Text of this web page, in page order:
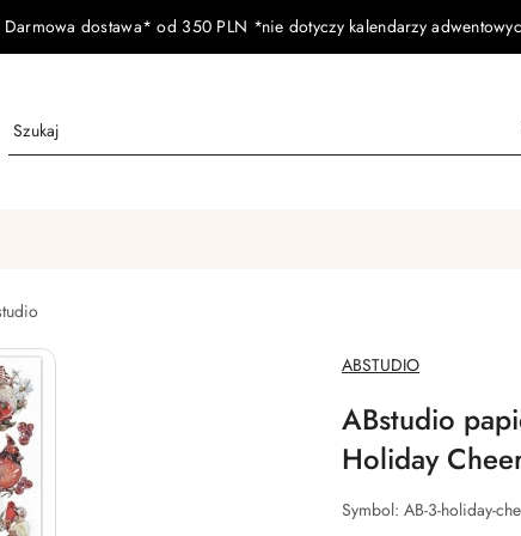
Darmowa dostawa* od 350 PLN *nie dotyczy kalendarzy
NAZWA
PRODUCENTA:
ABSTUDIO
ABstudio
Holiday
Symbol: AB-3-holiday-